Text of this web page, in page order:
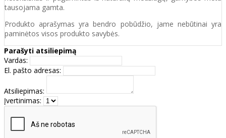
tausojama gamta.
Produkto aprašymas yra bendro pobūdžio, jame nebūtinai yra
paminėtos visos produkto savybės.
Parašyti atsiliepimą
Vardas:
El. pašto adresas:
Atsiliepimas:
Įvertinimas: